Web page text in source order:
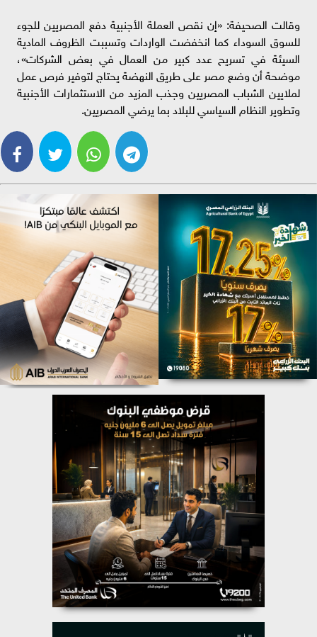
وقالت الصحيفة: «إن نقص العملة الأجنبية دفع المصريين للجوء
للسوق السوداء كما انخفضت الواردات وتسببت الظروف المادية
السيئة في تسريح عدد كبير من العمال في بعض الشركات»،
موضحة أن وضع مصر على طريق النهضة يحتاج لتوفير فرص عمل
لملايين الشباب المصريين وجذب المزيد من الاستثمارات الأجنبية
وتطوير النظام السياسي للبلاد بما يرضي المصريين.